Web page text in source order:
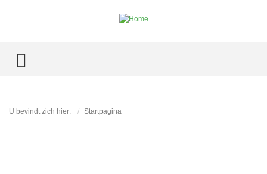
TOGGLE MENU
U bevindt zich hier: Startpagina